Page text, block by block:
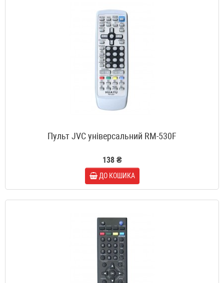
Пульт JVC універсальний RM-530F
138 ₴
ДО КОШИКА